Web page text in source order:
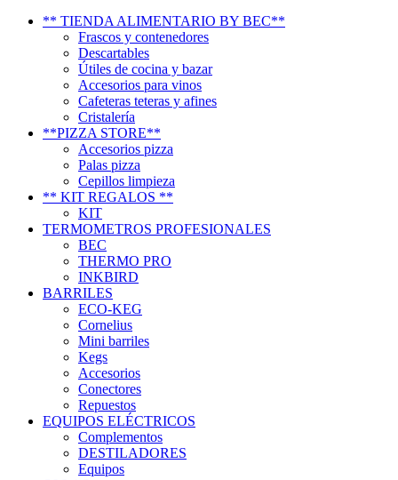
** TIENDA ALIMENTARIO BY BEC**
Frascos y contenedores
Descartables
Útiles de cocina y bazar
Accesorios para vinos
Cafeteras teteras y afines
Cristalería
**PIZZA STORE**
Accesorios pizza
Palas pizza
Cepillos limpieza
** KIT REGALOS **
KIT
TERMOMETROS PROFESIONALES
BEC
THERMO PRO
INKBIRD
BARRILES
ECO-KEG
Cornelius
Mini barriles
Kegs
Accesorios
Conectores
Repuestos
EQUIPOS ELÉCTRICOS
Complementos
DESTILADORES
Equipos